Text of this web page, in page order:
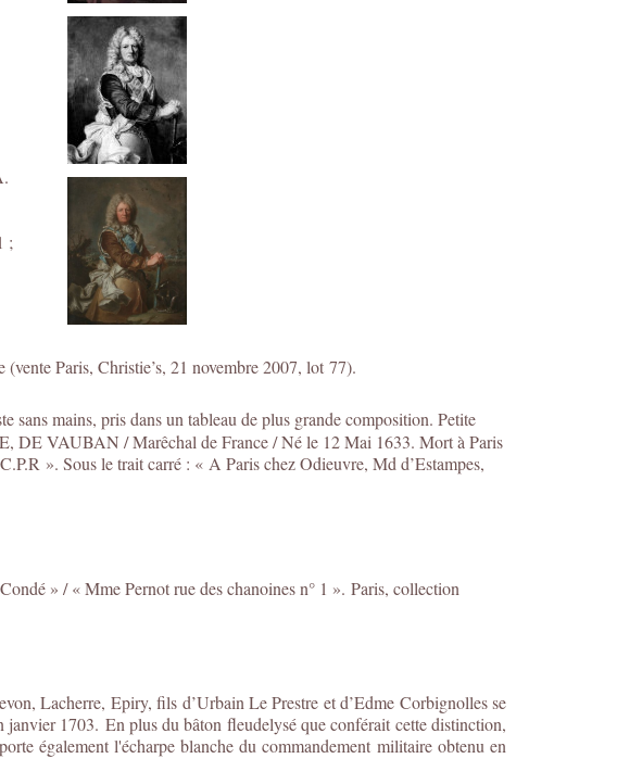
;
Paris, Christie’s, 21 novembre 2007, lot 77).
mains, pris dans un tableau de plus grande composition. Petite
DE VAUBAN / Marêchal de France / Né le 12 Mai 1633. Mort à Paris
». Sous le trait carré : « A Paris chez Odieuvre, Md d’Estampes,
» / « Mme Pernot rue des chanoines n° 1 ». Paris, collection
Lacherre, Epiry, fils d’Urbain Le Prestre et d’Edme Corbignolles se
1703. En plus du bâton fleudelysé que conférait cette distinction,
également l'écharpe blanche du commandement militaire obtenu en